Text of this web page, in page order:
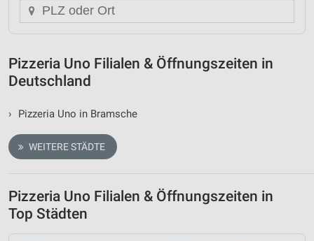
Pizzeria Uno Filialen & Öffnungszeiten in
Deutschland
› Pizzeria Uno in Bramsche
WEITERE STÄDTE
Pizzeria Uno Filialen & Öffnungszeiten in
Top Städten